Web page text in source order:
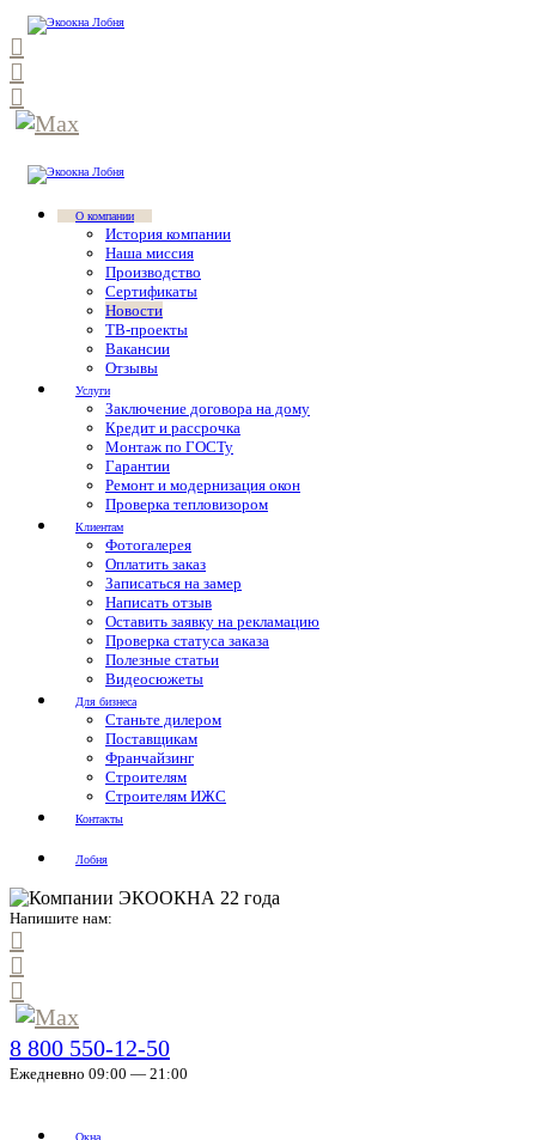
О компании
История компании
Наша миссия
Производство
Сертификаты
Новости
ТВ-проекты
Вакансии
Отзывы
Услуги
Заключение договора на дому
Кредит и рассрочка
Монтаж по ГОСТу
Гарантии
Ремонт и модернизация окон
Проверка тепловизором
Клиентам
Фотогалерея
Оплатить заказ
Записаться на замер
Написать отзыв
Оставить заявку на рекламацию
Проверка статуса заказа
Полезные статьи
Видеосюжеты
Для бизнеса
Станьте дилером
Поставщикам
Франчайзинг
Строителям
Строителям ИЖС
Контакты
Лобня
Напишите нам:
8 800 550-12-50
Ежедневно 09:00 — 21:00
Окна